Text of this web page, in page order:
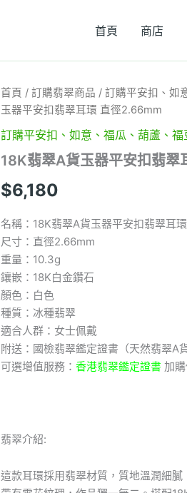
首頁 商店
首頁 /訂購翡翠商品 /訂購平安扣、如
玉器平安扣翡翠耳環 直徑2.66mm
訂購平安扣、如意、福瓜、葫蘆、福
18K翡翠A貨玉器平安扣翡
$6,180
名稱：18K翡翠A貨玉器平安扣翡翠耳環
尺寸：直徑2.66mm
重量：10.3g
鑲嵌：18K白金鑽石
顏色：白色
種質：冰種翡翠
適合人群：女士佩戴
附送：國檢翡翠鑑定證書（天然翡翠A貨
可選增值服務：香港翡翠鑑定證書 加
翡翠介紹:
這款耳環採用翡翠材質，質地溫潤細
18K
翡
A
玉
平
扣
翡
翠
耳
環
直
徑
2.66mm
數
量